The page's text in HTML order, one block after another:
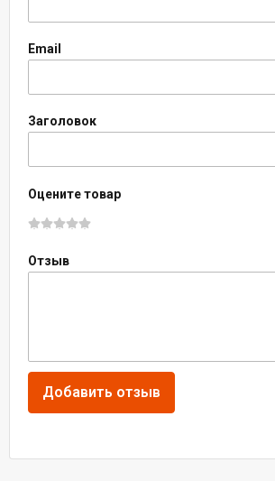
Email
Заголовок
Оцените товар
Отзыв